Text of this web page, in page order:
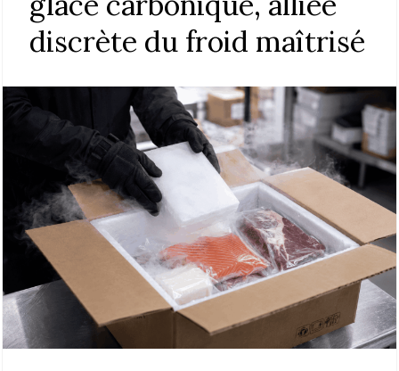
discrète du froid maîtrisé